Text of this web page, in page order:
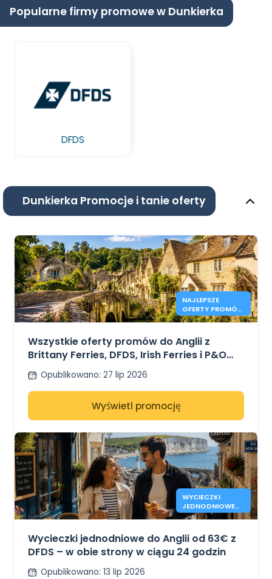
Popularne firmy promowe w Dunkierka
DFDS
Dunkierka Promocje i tanie oferty
NAJLEPSZE
OFERTY PROMÓW
DO ANGLII W
Wszystkie oferty promów do Anglii z
Brittany Ferries, DFDS, Irish Ferries i P&O
Ferries – od 41€
Opublikowano: 27 lip 2026
Wyświetl promocję
WYCIECZKI
JEDNODNIOWE
DO ANGLII OD 63
Wycieczki jednodniowe do Anglii od 63€ z
DFDS – w obie strony w ciągu 24 godzin
Opublikowano: 13 lip 2026